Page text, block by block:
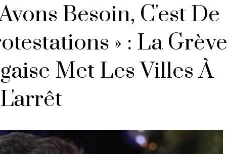
Besoin, C'est De
» : La Grève
Met Les Villes À
L'arrêt